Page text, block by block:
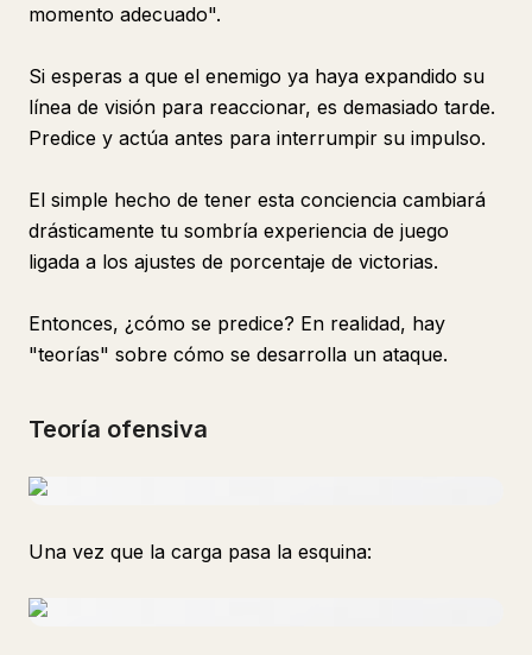
momento adecuado".
Si esperas a que el enemigo ya haya expandido su
línea de visión para reaccionar, es demasiado tarde.
Predice y actúa antes para interrumpir su impulso.
El simple hecho de tener esta conciencia cambiará
drásticamente tu sombría experiencia de juego
ligada a los ajustes de porcentaje de victorias.
Entonces, ¿cómo se predice? En realidad, hay
"teorías" sobre cómo se desarrolla un ataque.
Teoría ofensiva
Una vez que la carga pasa la esquina: